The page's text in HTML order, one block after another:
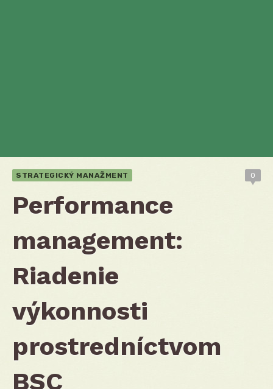
STRATEGICKÝ MANAŽMENT 0
Performance
management:
Riadenie
výkonnosti
prostredníctvom
BSC